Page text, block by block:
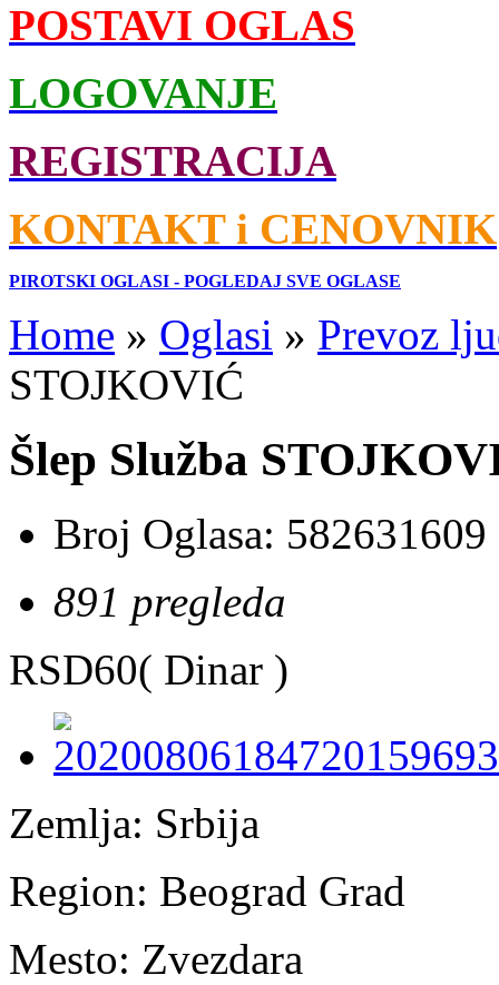
POSTAVI OGLAS
LOGOVANJE
REGISTRACIJA
KONTAKT i CENOVNIK
PIROTSKI OGLASI - POGLEDAJ SVE OGLASE
Home » Oglasi » Prevoz
STOJKOVIĆ
Šlep Služba
Broj Oglasa: 582631609
891 pregleda
RSD60( Dinar )
Zemlja: Srbija
Region: Beograd Grad
Mesto: Zvezdara